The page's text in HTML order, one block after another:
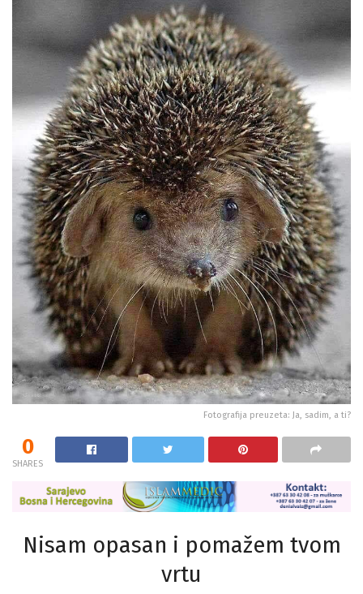
Fotografija preuzeta: Ja, sadim, a ti?
0
SHARES
Nisam opasan i pomažem tvom
vrtu